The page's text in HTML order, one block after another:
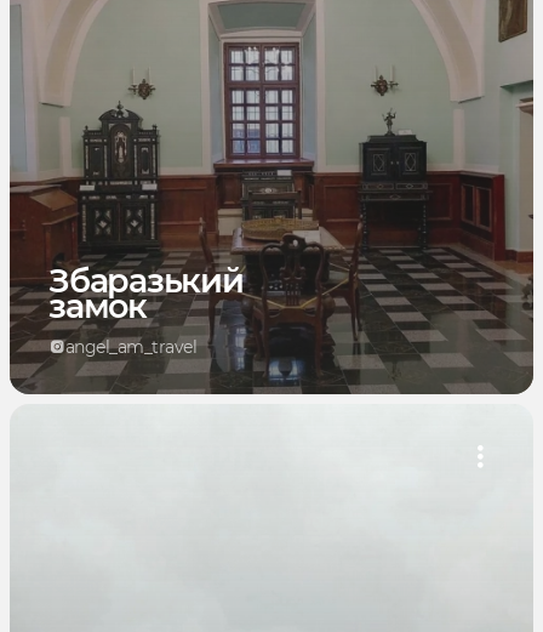
Збаразький
замок
angel_am_travel